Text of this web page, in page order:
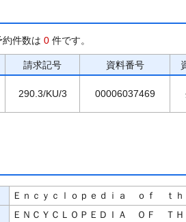
件数は 0 件です。
請求記号 資料番号
290.3/KU/3 00006037469
Ｅｎｃｙｃｌｏｐｅｄｉａ ｏｆ ｔ
ＥＮＣＹＣＬＯＰＥＤＩＡ ＯＦ Ｔ